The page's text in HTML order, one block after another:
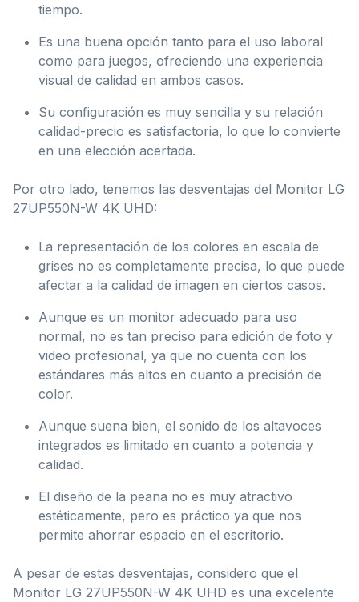
tiempo.
Es una buena opción tanto para el uso laboral
como para juegos, ofreciendo una experiencia
visual de calidad en ambos casos.
Su configuración es muy sencilla y su relación
calidad-precio es satisfactoria, lo que lo convierte
en una elección acertada.
Por otro lado, tenemos las desventajas del Monitor LG
27UP550N-W 4K UHD:
La representación de los colores en escala de
grises no es completamente precisa, lo que puede
afectar a la calidad de imagen en ciertos casos.
Aunque es un monitor adecuado para uso
normal, no es tan preciso para edición de foto y
video profesional, ya que no cuenta con los
estándares más altos en cuanto a precisión de
color.
Aunque suena bien, el sonido de los altavoces
integrados es limitado en cuanto a potencia y
calidad.
El diseño de la peana no es muy atractivo
estéticamente, pero es práctico ya que nos
permite ahorrar espacio en el escritorio.
A pesar de estas desventajas, considero que el
Monitor LG 27UP550N-W 4K UHD es una excelente